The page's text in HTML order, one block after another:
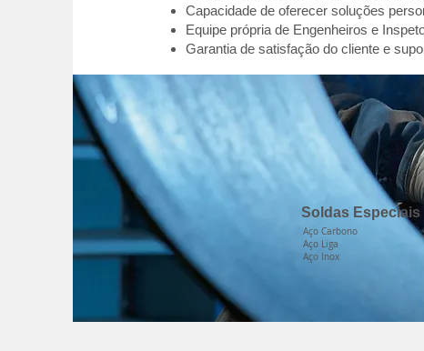
Capacidade de oferecer soluções
Equipe própria de Engenheiros e
Garantia de satisfação do cliente e
Soldas Especiais
Aço Carbono
Aço Liga
Aço Inox